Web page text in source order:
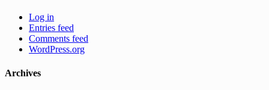
Log in
Entries feed
Comments feed
WordPress.org
Archives